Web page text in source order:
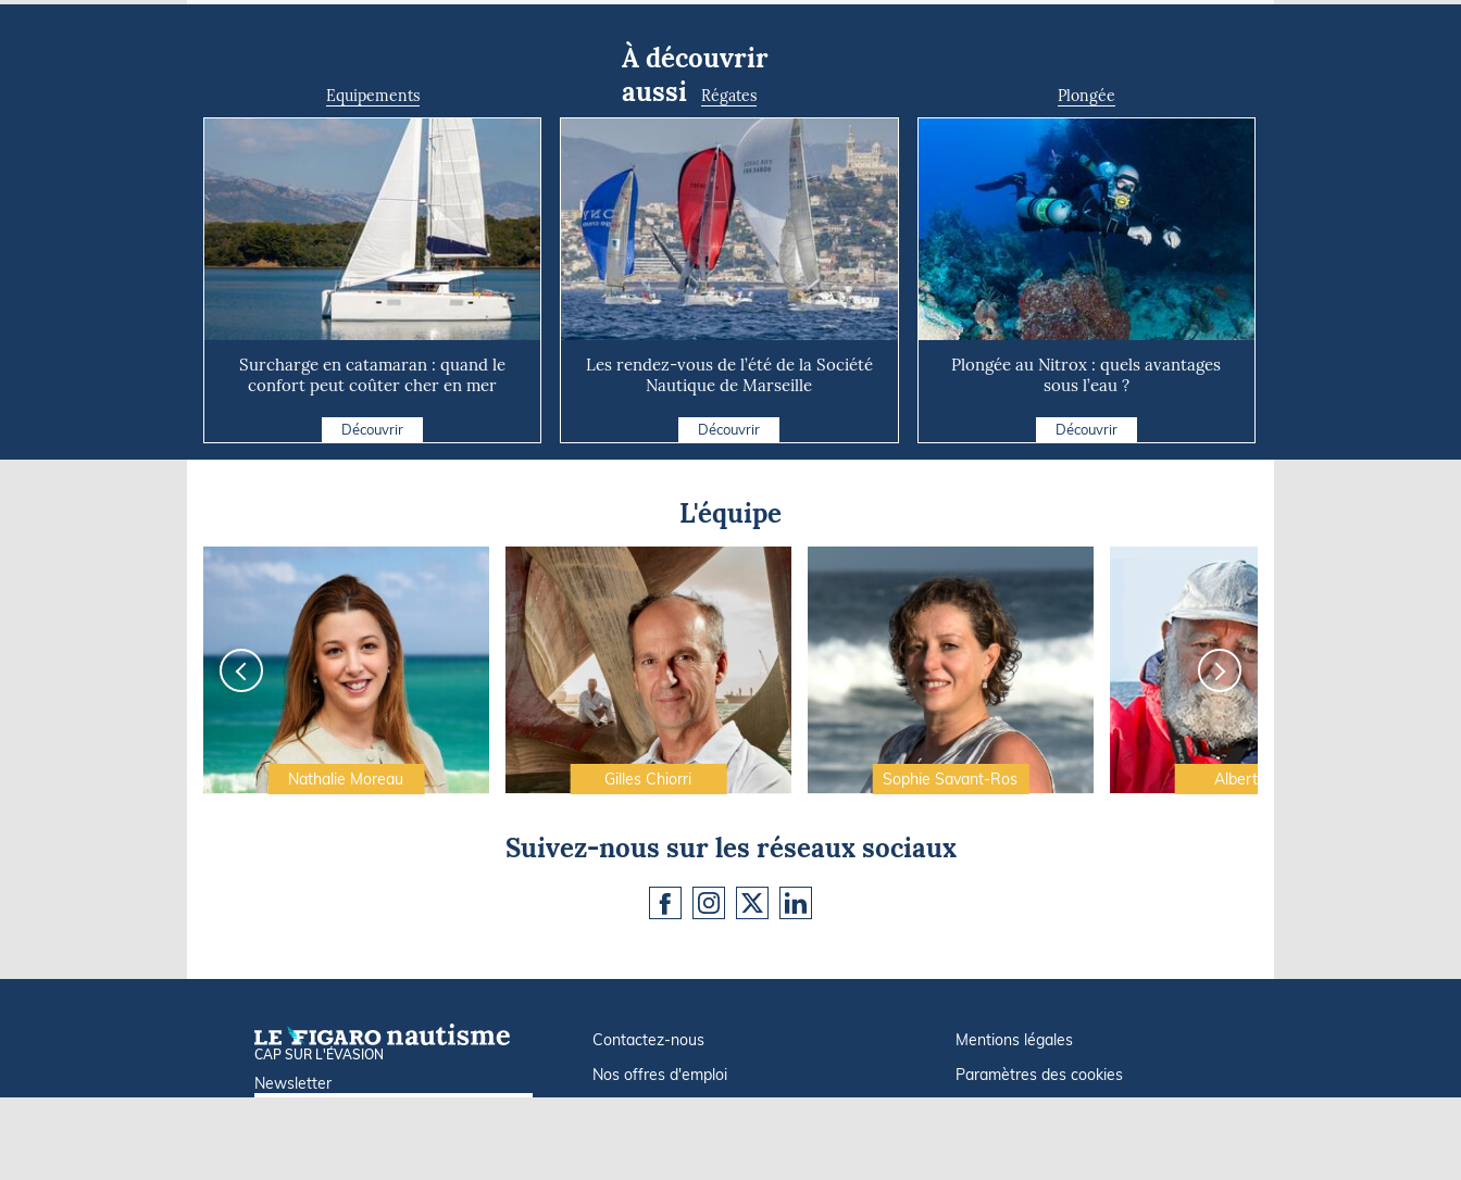
À découvrir
aussi
Equipements
Surcharge en catamaran : quand le
confort peut coûter cher en mer
Découvrir
Régates
Les rendez-vous de l’été de la Société
Nautique de Marseille
Découvrir
Plongée
Plongée au Nitrox : quels avantages
sous l’eau ?
Découvrir
L'équipe
Nathalie Moreau Gilles Chiorri Sophie Savant-Ros Albert Brel
Suivez-nous sur les réseaux sociaux
CAP SUR L'ÉVASION
Newsletter
Contactez-nous
Nos offres d'emploi
Mentions légales
Paramètres des cookies